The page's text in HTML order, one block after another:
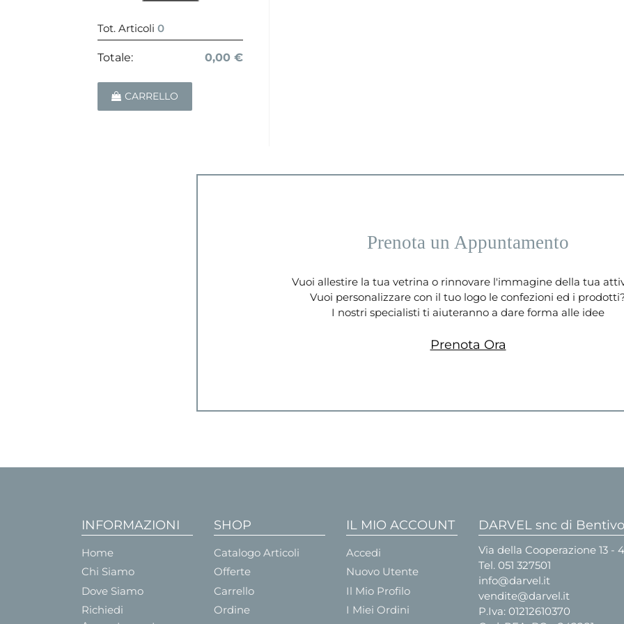
Tot. Articoli 0
Totale: 0,00 €
CARRELLO
Prenota un Appuntamento
Vuoi allestire la tua vetrina o rinnovare l'immagine della tua
Vuoi personalizzare con il tuo logo le confezioni ed i
I nostri specialisti ti aiuteranno a dare forma alle idee
Prenota Ora
INFORMAZIONI
Home
Chi Siamo
Dove Siamo
Richiedi
SHOP
Catalogo Articoli
Offerte
Carrello
Ordine
IL MIO ACCOUNT
Accedi
Nuovo Utente
Il Mio Profilo
I Miei Ordini
DARVEL snc di
Via della Cooperazione 13 -
Tel. 051 327501
info@darvel.it
vendite@darvel.it
P.Iva: 01212610370